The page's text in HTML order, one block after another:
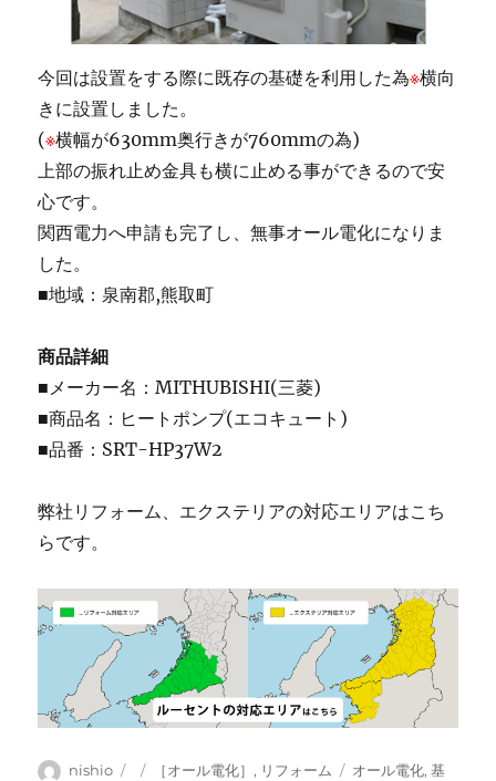
今回は設置をする際に既存の基礎を利用した為※横向
きに設置しました。
(※横幅が630mm奥行きが760mmの為)
上部の振れ止め金具も横に止める事ができるので安
心です。
関西電力へ申請も完了し、無事オール電化になりま
した。
■地域：泉南郡,熊取町
商品詳細
■メーカー名：MITHUBISHI(三菱)
■商品名：ヒートポンプ(エコキュート)
■品番：SRT-HP37W2
弊社リフォーム、エクステリアの対応エリアはこち
らです。
投
nishio
投
カ［オール電化］, リフォーム
タ
オール電化,基